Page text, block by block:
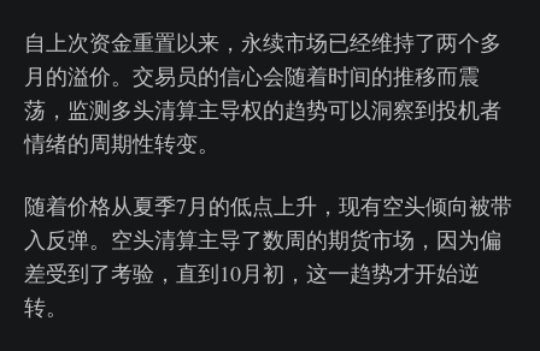
自上次资金重置以来，永续市场已经维持了两个多
月的溢价。交易员的信心会随着时间的推移而震
荡，监测多头清算主导权的趋势可以洞察到投机者
情绪的周期性转变。
随着价格从夏季7月的低点上升，现有空头倾向被带
入反弹。空头清算主导了数周的期货市场，因为偏
差受到了考验，直到10月初，这一趋势才开始逆
转。